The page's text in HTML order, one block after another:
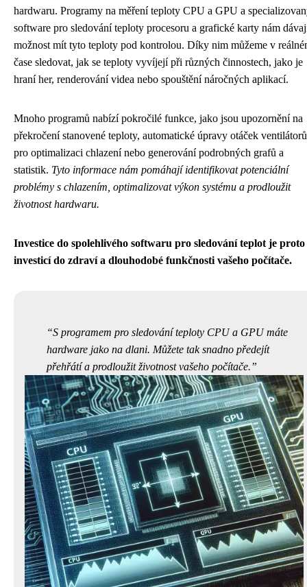
hardwaru. Programy na měření teploty CPU a GPU a
software pro sledování teploty procesoru a grafické karty nám
možnost mít tyto teploty pod kontrolou. Díky nim můžeme v
čase sledovat, jak se teploty vyvíjejí při různých činnostech, jako je
hraní her, renderování videa nebo spouštění náročných aplikací.
Mnoho programů nabízí pokročilé funkce, jako jsou upozornění na
překročení stanovené teploty, automatické úpravy otáček ventilátorů
pro optimalizaci chlazení nebo generování podrobných grafů a
statistik. Tyto informace nám pomáhají identifikovat potenciální
problémy s chlazením, optimalizovat výkon systému a prodloužit
životnost hardwaru.
Investice do spolehlivého softwaru pro sledování teplot je proto
investicí do zdraví a dlouhodobé funkčnosti vašeho počítače.
S programem pro sledování teploty CPU a GPU máte
hardware jako na dlani. Můžete tak snadno předejít
přehřátí a prodloužit životnost vašeho počítače.